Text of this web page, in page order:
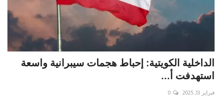
الداخلية الكويتية: إحباط هجمات سيبرانية واسعة
استهدفت أ...
فبراير 13, 2025 0